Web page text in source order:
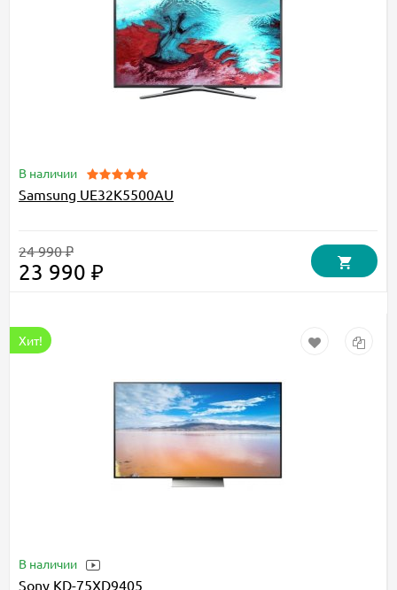
В наличии
Samsung UE32K5500AU
24 990 ₽
23 990 ₽
Хит!
В наличии
Sony KD-75XD9405